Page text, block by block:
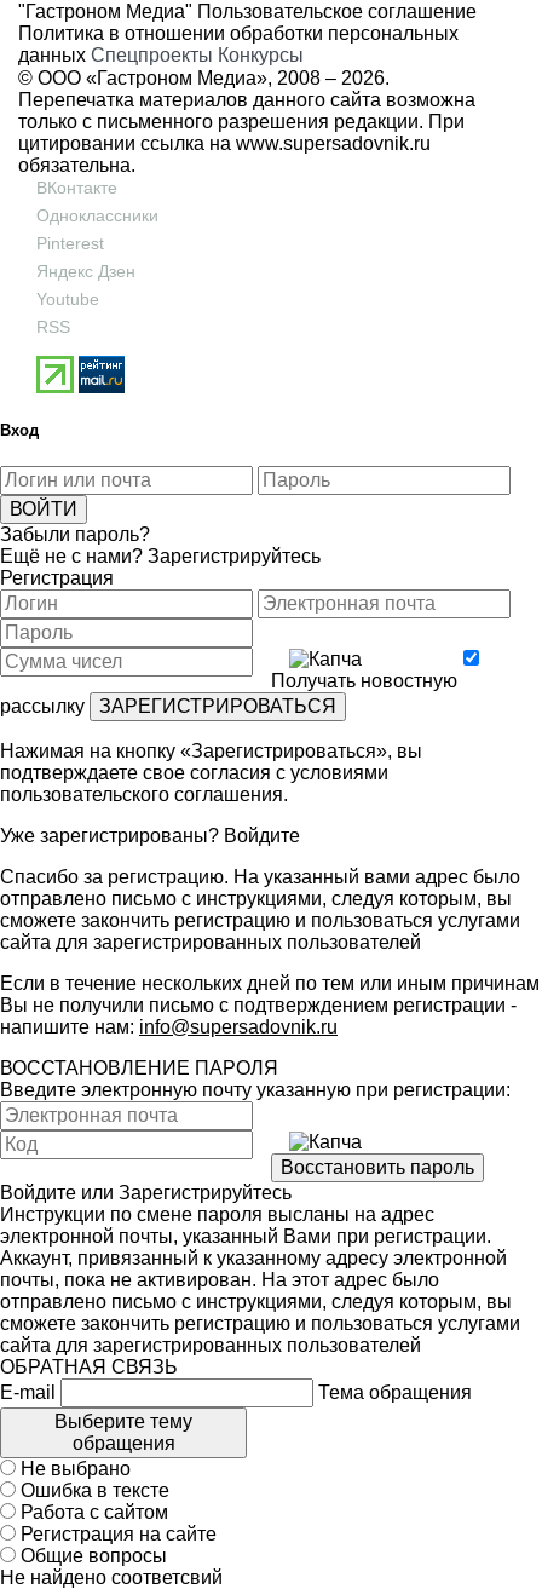
"Гастроном Медиа" Пользовательское соглашение
Политика в отношении обработки персональных
данных Спецпроекты Конкурсы
© ООО «Гастроном Медиа», 2008 – 2026.
Перепечатка материалов данного сайта возможна
только с письменного разрешения редакции. При
цитировании ссылка на www.supersadovnik.ru
обязательна.
ВКонтакте
Одноклассники
Pinterest
Яндекс Дзен
Youtube
RSS
Вход
Забыли пароль?
Ещё не с нами? Зарегистрируйтесь
Регистрация
Получать новостную
рассылку
Нажимая на кнопку «Зарегистрироваться», вы
подтверждаете свое согласия с условиями
пользовательского соглашения.
Уже зарегистрированы? Войдите
Спасибо за регистрацию. На указанный вами адрес было
отправлено письмо с инструкциями, следуя которым, вы
сможете закончить регистрацию и пользоваться услугами
сайта для зарегистрированных пользователей
Если в течение нескольких дней по тем или иным причинам
Вы не получили письмо с подтверждением регистрации -
напишите нам: info@supersadovnik.ru
ВОССТАНОВЛЕНИЕ ПАРОЛЯ
Введите электронную почту указанную при регистрации:
Войдите или Зарегистрируйтесь
Инструкции по смене пароля высланы на адрес
электронной почты, указанный Вами при регистрации.
Аккаунт, привязанный к указанному адресу электронной
почты, пока не активирован. На этот адрес было
отправлено письмо с инструкциями, следуя которым, вы
сможете закончить регистрацию и пользоваться услугами
сайта для зарегистрированных пользователей
ОБРАТНАЯ СВЯЗЬ
E-mail
Тема обращения
Выберите тему
обращения
Не выбрано
Ошибка в тексте
Работа с сайтом
Регистрация на сайте
Общие вопросы
Не найдено соответсвий